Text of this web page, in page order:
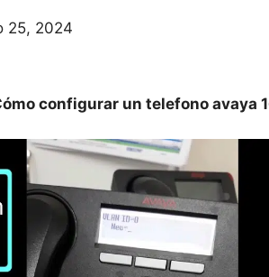
25, 2024
configurar un telefono avaya